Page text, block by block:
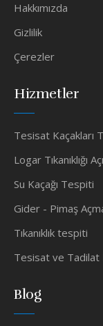
Hakkımızda
Gizlilik
Çerezler
Hizmetler
Tesisat Kaçakları
Logar Tıkanıklığı
Su Kaçağı Tespiti
Gider - Pimaş
Tıkanıklık tespiti
Tesisat ve Tadilat
Blog